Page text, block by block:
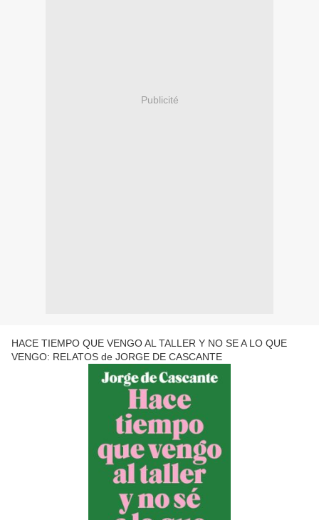
Publicité
HACE TIEMPO QUE VENGO AL TALLER Y NO SE A LO QUE
VENGO: RELATOS de JORGE DE CASCANTE